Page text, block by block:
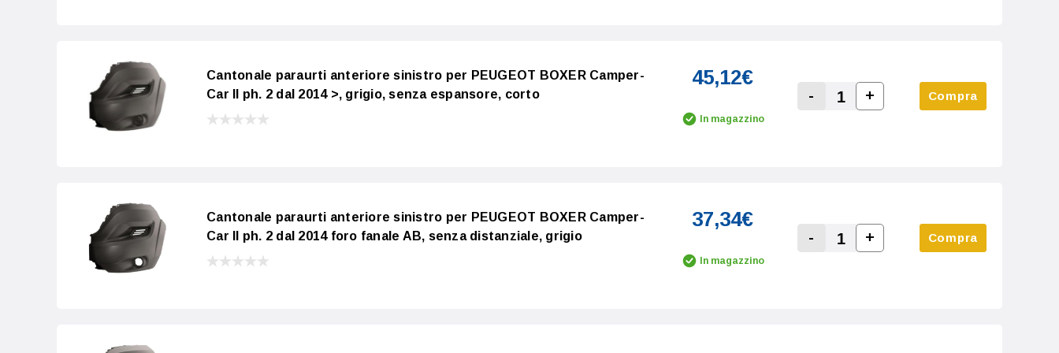
Cantonale paraurti anteriore sinistro per PEUGEOT BOXER Camper-
Car II ph. 2 dal 2014 >, grigio, senza espansore, corto
45,12€
In magazzino Decrease Quantity:
-
Increase Quantity:
+ Compra
Cantonale paraurti anteriore sinistro per PEUGEOT BOXER Camper-
Car II ph. 2 dal 2014 foro fanale AB, senza distanziale, grigio
37,34€
In magazzino Decrease Quantity:
-
Increase Quantity:
+ Compra